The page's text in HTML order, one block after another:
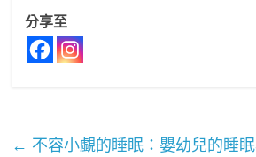
分享至
← 不容小覷的睡眠：嬰幼兒的睡